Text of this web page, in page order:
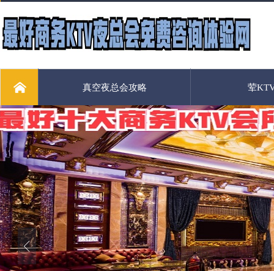
真空夜总会攻略 荤